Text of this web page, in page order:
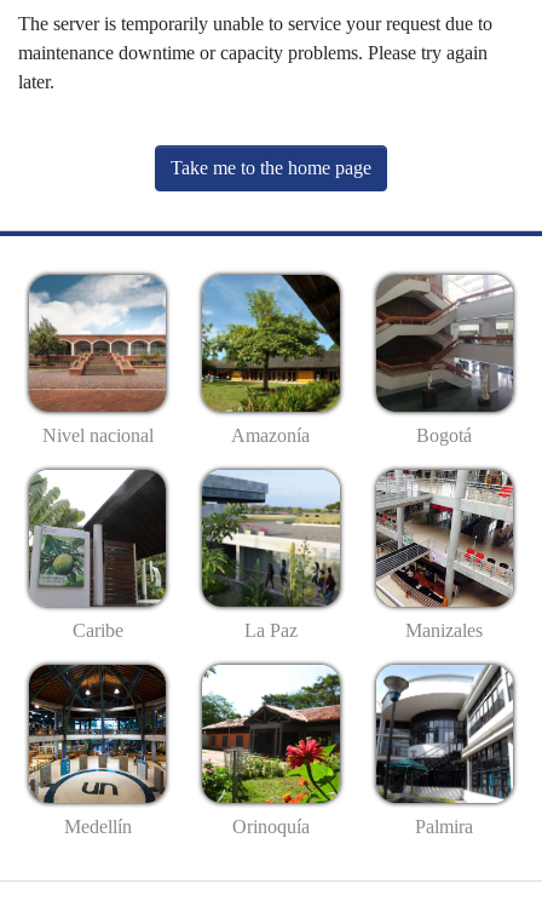
The server is temporarily unable to service your request due to
maintenance downtime or capacity problems. Please try again
later.
Take me to the home page
Nivel nacional Amazonía Bogotá
Caribe La Paz Manizales
Medellín Orinoquía Palmira